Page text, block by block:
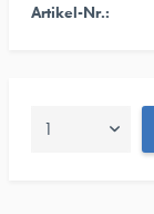
Artikel-Nr.: